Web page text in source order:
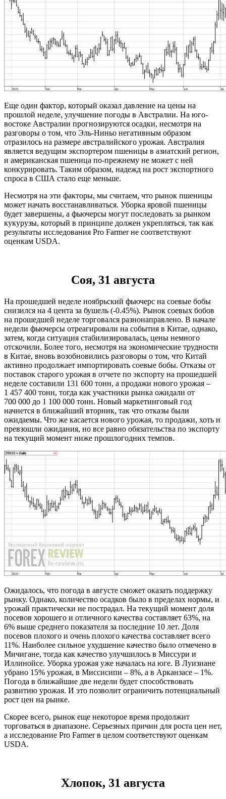
Еще один фактор, который оказал давление на цены на
прошлой неделе, улучшение погоды в Австралии. На юго-
востоке Австралии прогнозируются осадки, несмотря на
разговоры о том, что Эль-Ниньо негативным образом
отразилось на размере австралийского урожая. Австралия
является ведущим экспортером пшеницы в азиатский регион,
и американская пшеница по-прежнему не может с ней
конкурировать. Таким образом, надежд на рост экспортного
спроса в США стало еще меньше.
Несмотря на эти факторы, мы считаем, что рынок пшеницы
может начать восстанавливаться. Уборка яровой пшеницы
будет завершены, а фьючерсы могут последовать за рынком
кукурузы, который в принципе должен укрепляться, так как
результаты исследования Pro Farmer не соответствуют
оценкам USDA.
Соя, 31 августа
На прошедшей неделе ноябрьский фьючерс на соевые бобы
снизился на 4 цента за бушель (-0.45%). Рынок соевых бобов
на прошедшей неделе торговался разнонаправлено. В начале
недели фьючерсы отреагировали на события в Китае, однако,
затем, когда ситуация стабилизировалась, цены немного
отскочили. Более того, несмотря на экономические трудности
в Китае, вновь возобновились разговоры о том, что Китай
активно продолжает импортировать соевые бобы. Отказы от
поставок старого урожая в отчете по экспорту на прошедшей
неделе составили 131 600 тонн, а продажи нового урожая –
1 457 400 тонн, тогда как участники рынка ожидали от
700 000 до 1 100 000 тонн. Новый маркетинговый год
начнется в ближайший вторник, так что отказы были
ожидаемы. Что же касается нового урожая, то продажи, хоть и
превзошли ожидания, но все равно обязательства по экспорту
на текущий момент ниже прошлогодних темпов.
Ожидалось, что погода в августе сможет оказать поддержку
рынку. Однако, количество осадков было в пределах нормы, и
урожай практически не пострадал. На текущий момент доля
посевов хорошего и отличного качества составляет 63%, на
6% выше среднего показателя за последние 10 лет. Доля
посевов плохого и очень плохого качества составляет всего
11%. Наиболее сильное ухудшение качество было отмечено в
Мичигане, тогда как качество улучшилось в Миссури и
Иллинойсе. Уборка урожая уже началась на юге. В Луизиане
убрано 15% урожая, в Миссисипи – 8%, а в Арканзасе – 1%.
Погода в ближайшие две недели будет способствовать
развитию урожая. И это позволит ограничить потенциальный
рост цен на рынке.
Скорее всего, рынок еще некоторое время продолжит
торговаться в диапазоне. Серьезных причин для роста цен нет,
а исследование Pro Farmer в целом соответствуют оценкам
USDA.
Хлопок, 31 августа